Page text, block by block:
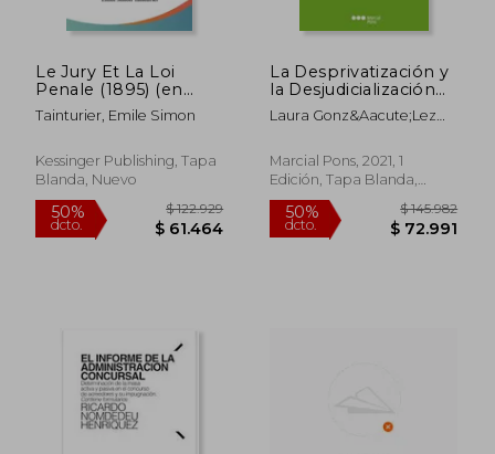
Le Jury Et La Loi
Penale (1895) (en
Francés)
Tainturier, Emile Simon
Kessinger Publishing, Tapa
Blanda, Nuevo
La Desprivatización y
la Desjudicialización
del Derecho de la
Insolvencia: Especial
Acuerdos de
Refinanciación
Jurídicas)
Laura Gonz&Aacute;Lez
Marcial Pons, 2021, 1
Edición, Tapa Blanda,
Nuevo